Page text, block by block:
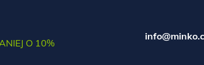
O 10%